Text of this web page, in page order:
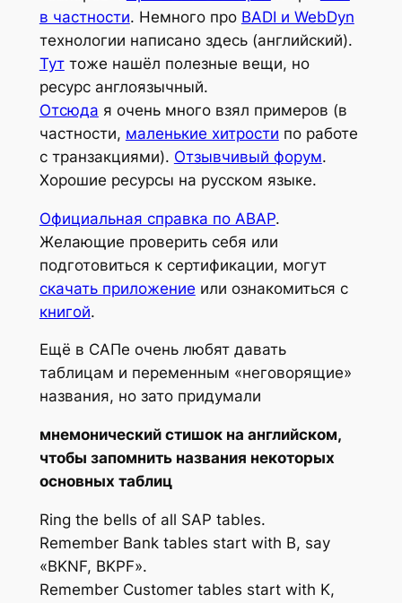
в частности. Немного про BADI и WebDyn
технологии написано здесь (английский).
Туттоже нашёл полезные вещи, но
ресурс англоязычный.
Отсюда я очень много взял примеров (в
частности, маленькие хитрости по работе
с транзакциями). Отзывчивый форум.
Хорошие ресурсы на русском языке.
Официальная справка по АВАР.
Желающие проверить себя или
подготовиться к сертификации, могут
скачать приложение или ознакомиться с
книгой.
Ещё в САПе очень любят давать
таблицам и переменным «неговорящие»
названия, но зато придумали
мнемонический стишок на английском,
чтобы запомнить названия некоторых
основных таблиц
Ring the bells of all SAP tables.
Remember Bank tables start with B, say
«BKNF, BKPF».
Remember Customer tables start with K,